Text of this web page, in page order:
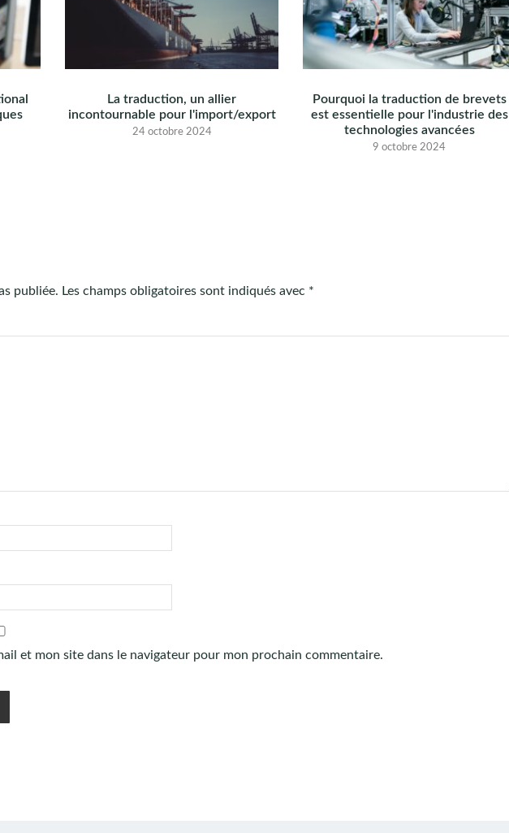
La traduction, un allier
incontournable pour l'import/export
24 octobre 2024
Pourquoi la traduction de brevets
est essentielle pour l'industrie des
technologies avancées
9 octobre 2024
publiée. Les champs obligatoires sont indiqués avec *
et mon site dans le navigateur pour mon prochain commentaire.